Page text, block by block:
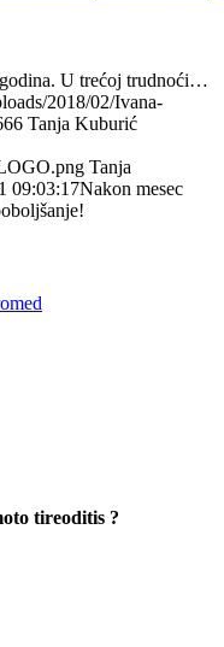
godina. U trećoj trudnoći…
2018/02/Ivana-
Tanja Kuburić
Tanja
09:03:17Nakon mesec
tireoditis ?